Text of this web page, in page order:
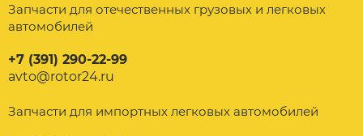
Запчасти для отечественных грузовых и легковых
автомобилей
+7 (391) 290-22-99
avto@rotor24.ru
Запчасти для импортных легковых автомобилей